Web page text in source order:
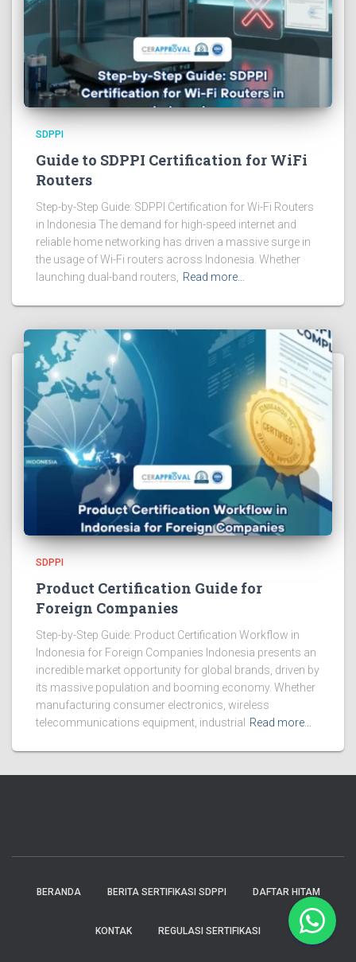
SDPPI
Guide to SDPPI Certification for WiFi
Routers
Step-by-Step Guide: SDPPI Certification for Wi-Fi Routers
in Indonesia The demand for high-speed internet and
reliable home networking has driven a massive surge in
the usage of Wi-Fi routers across Indonesia. Whether
launching dual-band routers, Read more…
SDPPI
Product Certification Guide for
Foreign Companies
Step-by-Step Guide: Product Certification Workflow in
Indonesia for Foreign Companies Indonesia presents an
incredible market opportunity for global brands, driven by
its massive population and booming economy. Whether
manufacturing consumer electronics, wireless
telecommunications equipment, industrial
Read more…
BERANDA BERITA SERTIFIKASI SDPPI DAFTAR HITAM
KONTAK REGULASI SERTIFIKASI